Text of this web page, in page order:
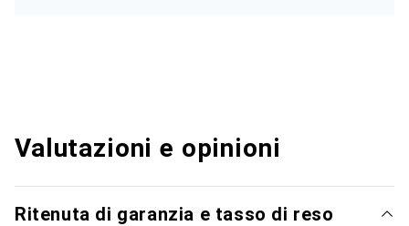
Valutazioni e opinioni
Ritenuta di garanzia e tasso di reso